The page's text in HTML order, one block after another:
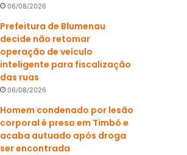
06/08/2026
Prefeitura de Blumenau
decide não retomar
operação de veículo
inteligente para fiscalização
das ruas
06/08/2026
Homem condenado por lesão
corporal é preso em Timbó e
acaba autuado após droga
ser encontrada